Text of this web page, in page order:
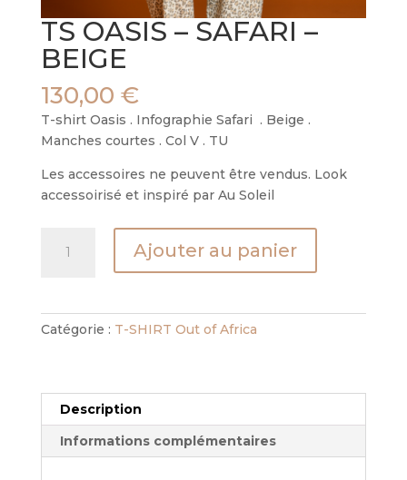
TS OASIS – SAFARI –
BEIGE
130,00 €
T-shirt Oasis . Infographie Safari . Beige .
Manches courtes . Col V . TU
Les accessoires ne peuvent être vendus. Look
accessoirisé et inspiré par Au Soleil
SAFARI
Ajouter au panier
Catégorie : T-SHIRT Out of Africa
Description
Informations complémentaires